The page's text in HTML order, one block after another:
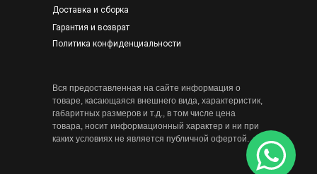
Вся предоставленная на сайте информация о
товаре, касающаяся внешнего вида, характеристик,
габаритных размеров и т.д., в том числе цена
товара, носит информационный характер и ни при
каких условиях не является публичной офертой.
Доставка и сборка
Гарантия и возврат
Политика конфиденциальности